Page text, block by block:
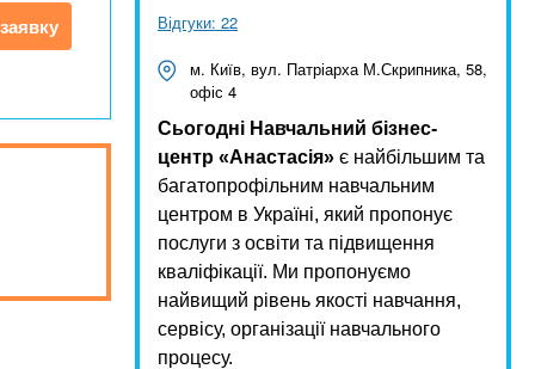
Відгуки: 22
м. Київ, вул. Патріарха М.Скрипника, 58,
офіс 4
Сьогодні Навчальний бізнес-
центр «Анастасія» є найбільшим та
багатопрофільним навчальним
центром в Україні, який пропонує
послуги з освіти та підвищення
кваліфікації. Ми пропонуємо
найвищий рівень якості навчання,
сервісу, організації навчального
процесу.